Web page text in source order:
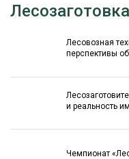
Лесозаготовка
Лесовозная
перспективы
и реальность
Чемпионат